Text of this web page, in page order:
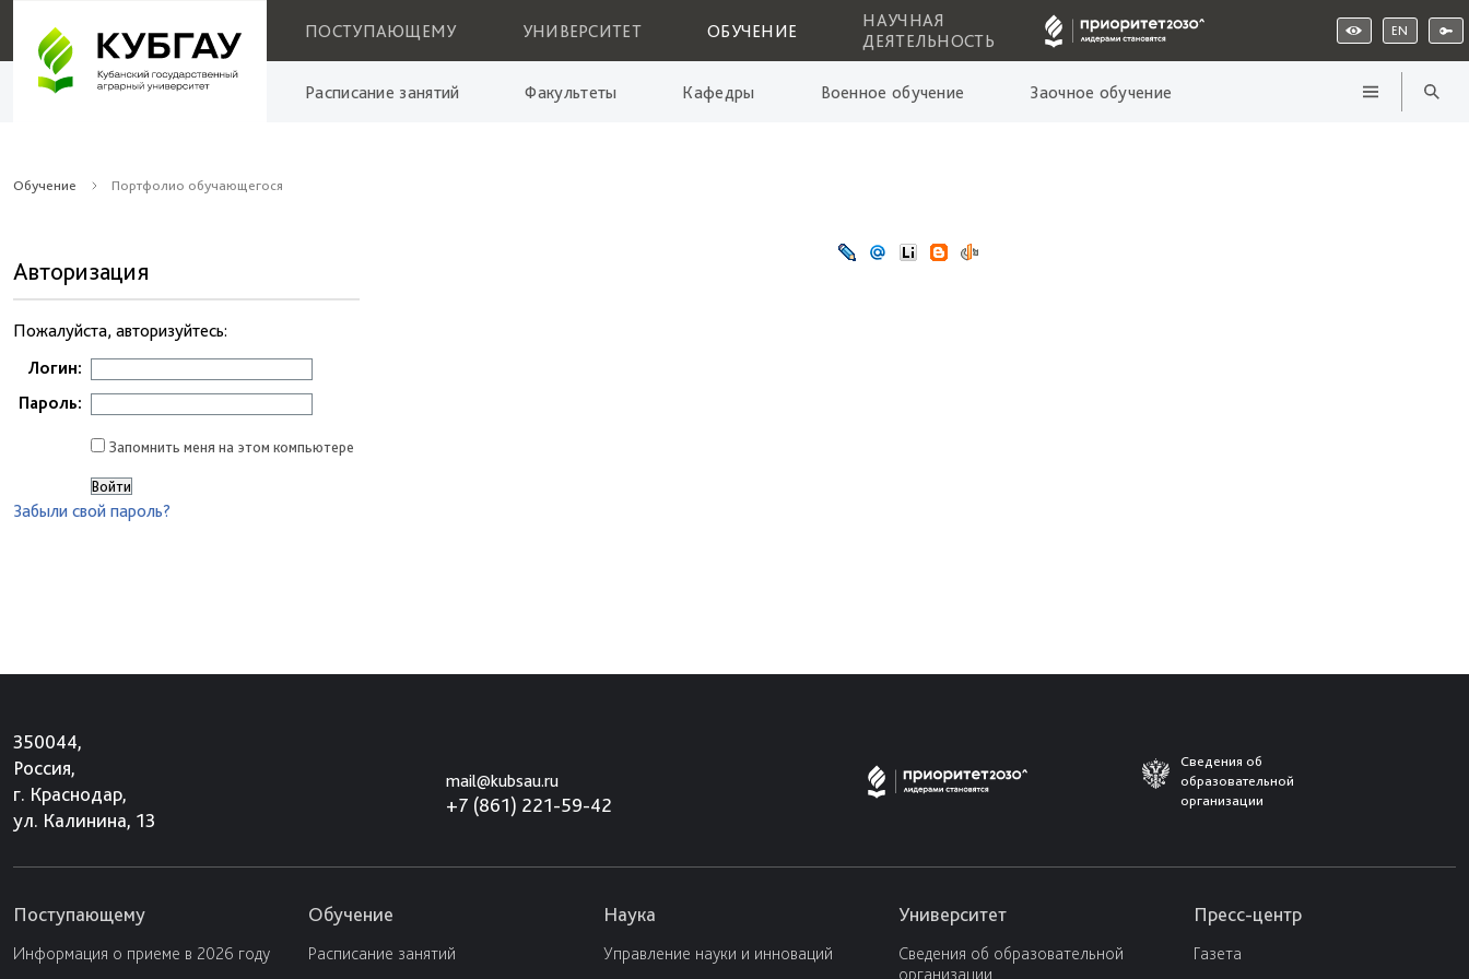
ПОСТУПАЮЩЕМУ УНИВЕРСИТЕТ ОБУЧЕНИЕ
НАУЧНАЯ
ДЕЯТЕЛЬНОСТЬ
EN
Расписание занятий Факультеты Кафедры Военное обучение Заочное обучение
Обучение Портфолио обучающегося
Авторизация
Пожалуйста, авторизуйтесь:
Логин:
Пароль:
Запомнить меня на этом компьютере
Забыли свой пароль?
350044,
Россия,
г. Краснодар,
ул. Калинина, 13
mail@kubsau.ru
+7 (861) 221-59-42
Сведения об
образовательной
организации
Поступающему
Информация о приеме в 2026 году
Обучение
Расписание занятий
Наука
Управление науки и инноваций
Университет
Сведения об образовательной
организации
Пресс-центр
Газета